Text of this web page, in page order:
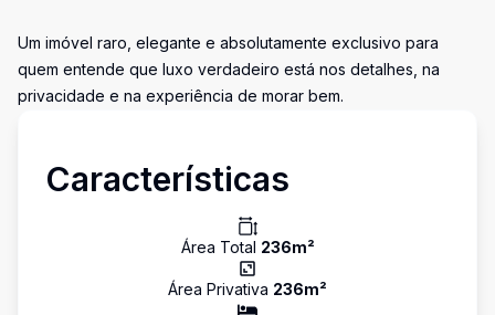
Um imóvel raro, elegante e absolutamente exclusivo para
quem entende que luxo verdadeiro está nos detalhes, na
privacidade e na experiência de morar bem.
Características
Área Total 236m²
Área Privativa 236m²